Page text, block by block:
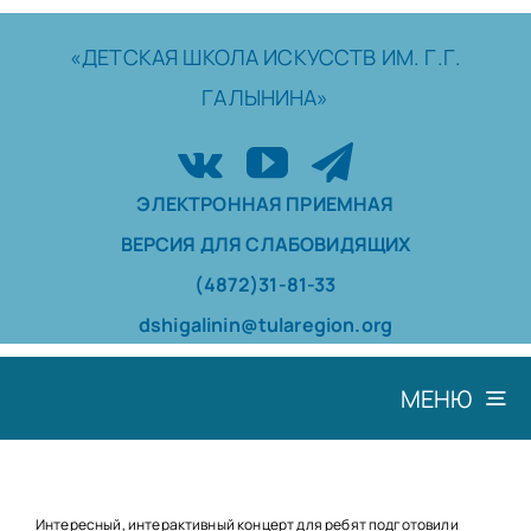
Skip
«ДЕТСКАЯ ШКОЛА ИСКУССТВ ИМ. Г.Г.
ГАЛЫНИНА»
ЭЛЕКТРОННАЯ ПРИЕМНАЯ
ВЕРСИЯ ДЛЯ СЛАБОВИДЯЩИХ
(4872)31-81-33
dshigalinin@tularegion.org
МЕНЮ
Интересный, интерактивный концерт для ребят подготовили